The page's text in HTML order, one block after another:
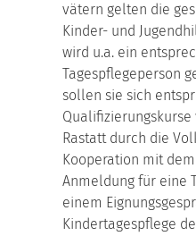
vätern gelten die
Kinder- und
wird u.a. ein
Tagespflegeperson
sollen sie sich
Rastatt durch die
Kooperation mit
Anmeldung für eine
einem
Kindertagespflege